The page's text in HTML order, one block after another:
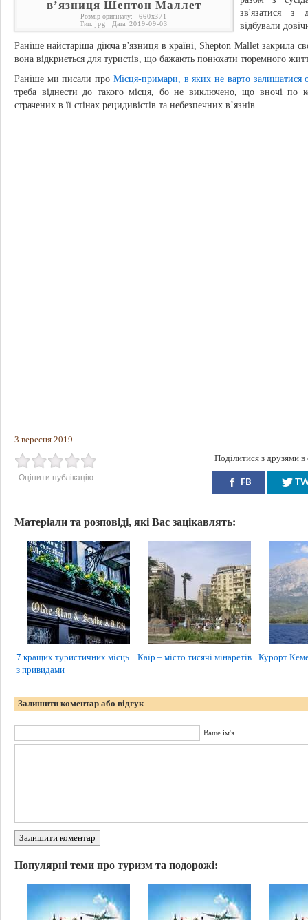
в’язниця Шептон Маллет
Розмір оригіналу: 660x371
Тип: jpg Дата: 2019-09-03
зв'язатися з
відбували
Раніше найстаріша діюча в'язниця в країні, Shepton Mallet закрила
вона відкриється для туристів, що бажають понюхати тюремного
Раніше ми писали про Місця-примари, в яких не варто залишатися
треба віднести до такого місця, бо не виключено, що вночі по
страчених в її стінах рецидивістів та небезпечних в’язнів.
3 вересня 2019
Оцінити публікацію
Поділитися з друзями
FB
Матеріали та розповіді, які Вас зацікавлять:
7 кращих туристичних місць
з привидами
Каїр – місто тисячі мінаретів Курорт
Залишити коментар або відгук
Ваше ім'я
Залишити коментар
Популярні теми про туризм та подорожі: